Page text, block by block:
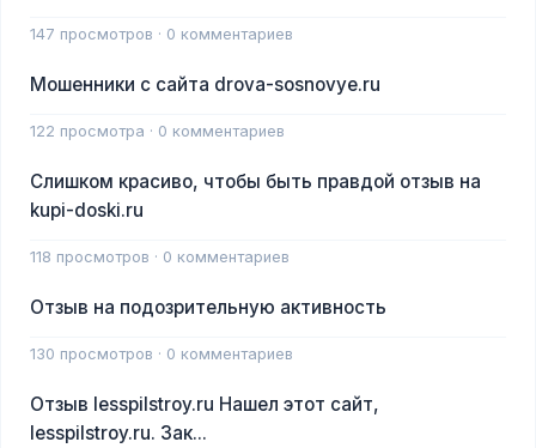
147 просмотров · 0 комментариев
Мошенники с сайта drova-sosnovye.ru
122 просмотра · 0 комментариев
Слишком красиво, чтобы быть правдой отзыв на
kupi-doski.ru
118 просмотров · 0 комментариев
Отзыв на подозрительную активность
130 просмотров · 0 комментариев
Отзыв lesspilstroy.ru Нашел этот сайт,
lesspilstroy.ru. Зак...